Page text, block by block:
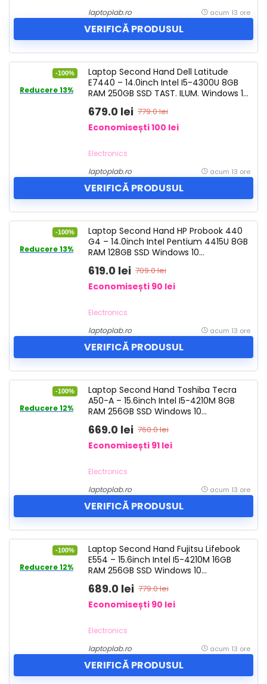
laptoplab.ro
acum 13 ore
VERIFICĂ PRODUSUL
-100%
Reducere 13%
Laptop Second Hand Dell Latitude
E7440 – 14.0inch Intel I5-4300U 8GB
RAM 250GB SSD TAST. ILUM. Windows 10
Refurbished
679.0 lei 779.0 lei
Economisești 100 lei
Electronics
laptoplab.ro
acum 13 ore
VERIFICĂ PRODUSUL
-100%
Reducere 13%
Laptop Second Hand HP Probook 440
G4 – 14.0inch Intel Pentium 4415U 8GB
RAM 128GB SSD Windows 10
Refurbished 1197961
619.0 lei 709.0 lei
Economisești 90 lei
Electronics
laptoplab.ro
acum 13 ore
VERIFICĂ PRODUSUL
-100%
Reducere 12%
Laptop Second Hand Toshiba Tecra
A50-A – 15.6inch Intel I5-4210M 8GB
RAM 256GB SSD Windows 10
Refurbished
669.0 lei 760.0 lei
Economisești 91 lei
Electronics
laptoplab.ro
acum 13 ore
VERIFICĂ PRODUSUL
-100%
Reducere 12%
Laptop Second Hand Fujitsu Lifebook
E554 – 15.6inch Intel I5-4210M 16GB
RAM 256GB SSD Windows 10
Refurbished
689.0 lei 779.0 lei
Economisești 90 lei
Electronics
laptoplab.ro
acum 13 ore
VERIFICĂ PRODUSUL